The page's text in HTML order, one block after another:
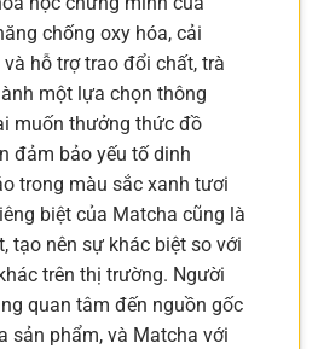
chống oxy hóa, cải
hỗ trợ trao đổi chất, trà
một lựa chọn thông
muốn thưởng thức đồ
đảm bảo yếu tố dinh
trong màu sắc xanh tươi
biệt của Matcha cũng là
tạo nên sự khác biệt so với
trên thị trường. Người
quan tâm đến nguồn gốc
sản phẩm, và Matcha với